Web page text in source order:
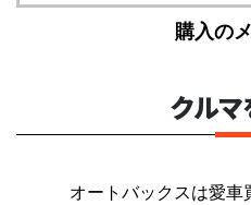
購入の
クル
オートバックスは愛車